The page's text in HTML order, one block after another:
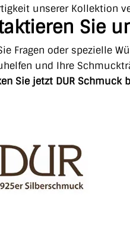
unserer Kollektion
Sie
Fragen oder spezielle
und Ihre
Sie jetzt DUR Schmuck